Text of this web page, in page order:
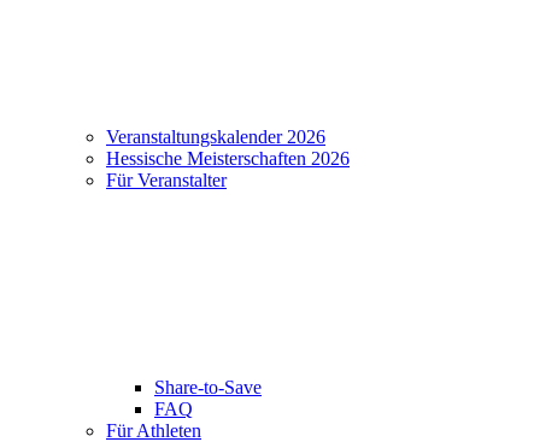
Veranstaltungskalender 2026
Hessische Meisterschaften 2026
Für Veranstalter
Share-to-Save
FAQ
Für Athleten